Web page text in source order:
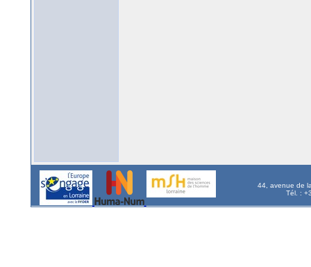
44, avenue de
Tél. :